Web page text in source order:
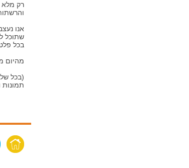
רק מלא
אנו
שתוכל
בכל
מהיום
(בכל
תמונות